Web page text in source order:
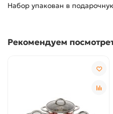
Набор упакован в
Рекомендуем